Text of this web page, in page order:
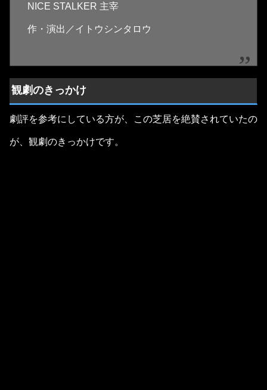
NICE STALKER 主宰
作・演出／イトウシンタロウ
観劇のきっかけ
劇評を参考にしている方が、この芝居を絶賛されていたの
が、観劇のきっかけです。